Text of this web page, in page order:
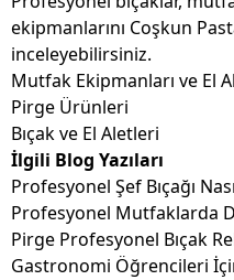
ekipmanlarını Coşkun
inceleyebilirsiniz.
Mutfak Ekipmanları ve El
Pirge Ürünleri
Bıçak ve El Aletleri
İlgili Blog Yazıları
Profesyonel Şef Bıçağı
Profesyonel Mutfaklarda
Pirge Profesyonel Bıçak
Gastronomi Öğrencileri